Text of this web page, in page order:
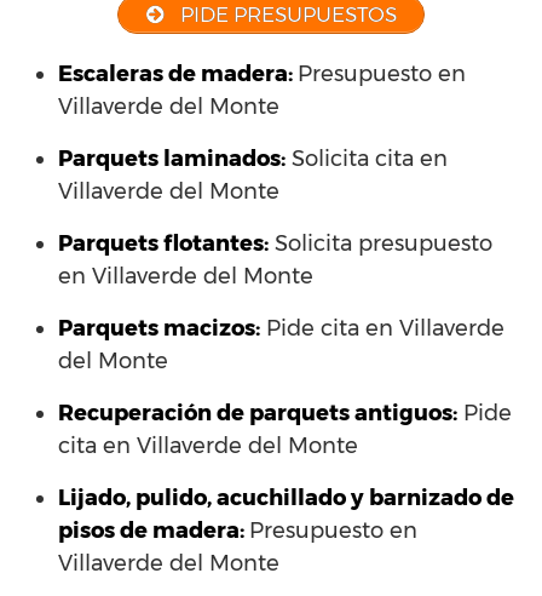
PIDE PRESUPUESTOS
Escaleras de madera: Presupuesto en
Villaverde del Monte
Parquets laminados: Solicita cita en
Villaverde del Monte
Parquets flotantes: Solicita presupuesto
en Villaverde del Monte
Parquets macizos: Pide cita en Villaverde
del Monte
Recuperación de parquets antiguos: Pide
cita en Villaverde del Monte
Lijado, pulido, acuchillado y barnizado de
pisos de madera: Presupuesto en
Villaverde del Monte